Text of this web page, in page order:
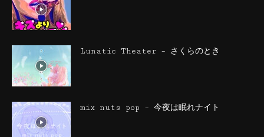
Lunatic Theater – さくらのとき
mix nuts pop – 今夜は眠れナイト